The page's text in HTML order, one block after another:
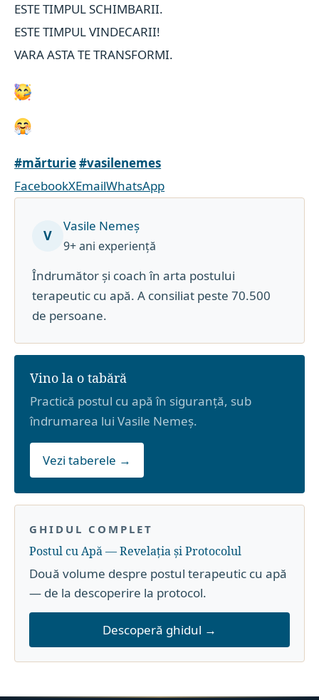
ESTE TIMPUL SCHIMBARII.
ESTE TIMPUL VINDECARII!
VARA ASTA TE TRANSFORMI.
#mărturie#vasilenemes
FacebookXEmailWhatsApp
V
Vasile Nemeș
9+ ani experiență
Îndrumător și coach în arta postului
terapeutic cu apă. A consiliat peste 70.500
de persoane.
Vino la o tabără
Practică postul cu apă în siguranță, sub
îndrumarea lui Vasile Nemeș.
Vezi taberele →
GHIDUL COMPLET
Postul cu Apă — Revelația și Protocolul
Două volume despre postul terapeutic cu apă
— de la descoperire la protocol.
Descoperă ghidul →